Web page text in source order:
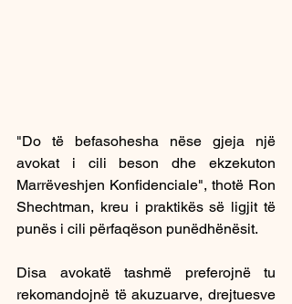
"Do të befasohesha nëse gjeja një
avokat i cili beson dhe ekzekuton
Marrëveshjen Konfidenciale", thotë Ron
Shechtman, kreu i praktikës së ligjit të
punës i cili përfaqëson punëdhënësit.
Disa avokatë tashmë preferojnë tu
rekomandojnë të akuzuarve, drejtuesve